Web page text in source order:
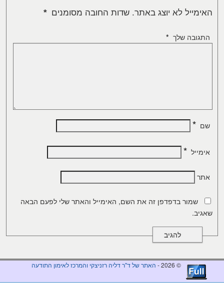
האימייל לא יוצג באתר. שדות החובה מסומנים *
התגובה שלך *
שם *
אימייל *
אתר
שמור בדפדפן זה את השם, האימייל והאתר שלי לפעם הבאה
שאגיב.
© 2026 - האתר של ד"ר דליה רזניצקי והמרכז לאימון התודעה